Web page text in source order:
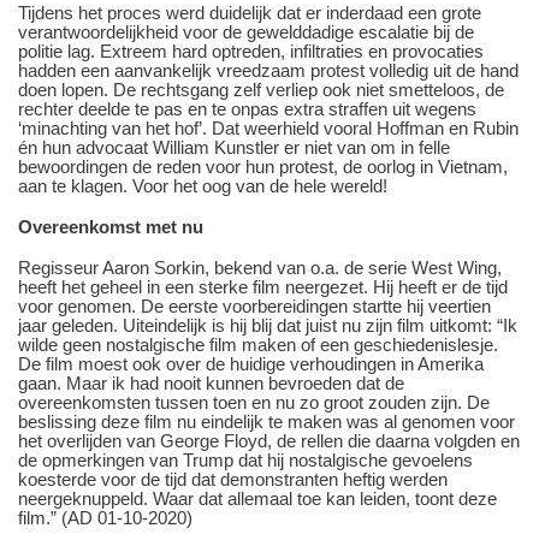
Tijdens het proces werd duidelijk dat er inderdaad een grote
verantwoordelijkheid voor de gewelddadige escalatie bij de
politie lag. Extreem hard optreden, infiltraties en provocaties
hadden een aanvankelijk vreedzaam protest volledig uit de hand
doen lopen. De rechtsgang zelf verliep ook niet smetteloos, de
rechter deelde te pas en te onpas extra straffen uit wegens
‘minachting van het hof’. Dat weerhield vooral Hoffman en Rubin
én hun advocaat William Kunstler er niet van om in felle
bewoordingen de reden voor hun protest, de oorlog in Vietnam,
aan te klagen. Voor het oog van de hele wereld!
Overeenkomst met nu
Regisseur Aaron Sorkin, bekend van o.a. de serie West Wing,
heeft het geheel in een sterke film neergezet. Hij heeft er de tijd
voor genomen. De eerste voorbereidingen startte hij veertien
jaar geleden. Uiteindelijk is hij blij dat juist nu zijn film uitkomt: “Ik
wilde geen nostalgische film maken of een geschiedenislesje.
De film moest ook over de huidige verhoudingen in Amerika
gaan. Maar ik had nooit kunnen bevroeden dat de
overeenkomsten tussen toen en nu zo groot zouden zijn. De
beslissing deze film nu eindelijk te maken was al genomen voor
het overlijden van George Floyd, de rellen die daarna volgden en
de opmerkingen van Trump dat hij nostalgische gevoelens
koesterde voor de tijd dat demonstranten heftig werden
neergeknuppeld. Waar dat allemaal toe kan leiden, toont deze
film.” (AD 01-10-2020)